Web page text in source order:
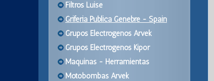
Filtros Luise
Griferia Publica Genebre - Spain
Grupos Electrogenos Arvek
Grupos Electrogenos Kipor
Maquinas - Herramientas
Motobombas Arvek